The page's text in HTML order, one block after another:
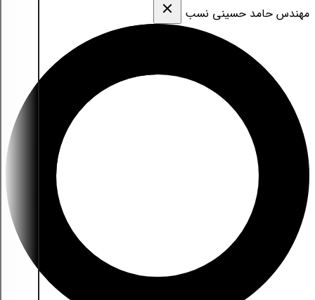
مهندس حامد حسینی نسب